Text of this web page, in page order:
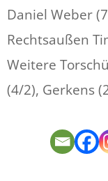
Daniel Weber
Rechtsaußen
Weitere
(4/2), Gerkens